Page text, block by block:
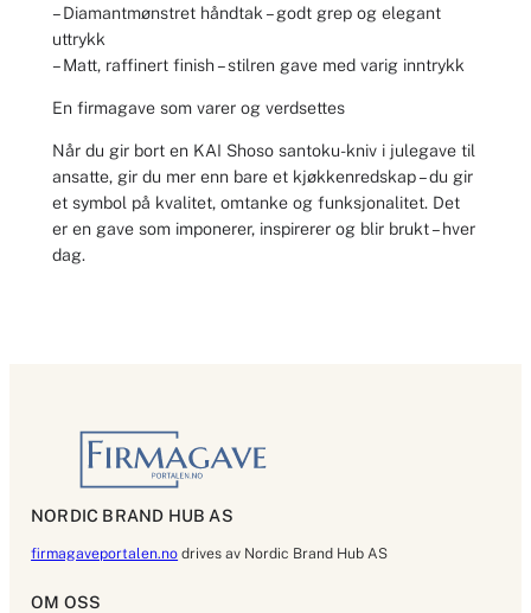
– Diamantmønstret håndtak – godt grep og elegant
uttrykk
– Matt, raffinert finish – stilren gave med varig inntrykk
En firmagave som varer og verdsettes
Når du gir bort en KAI Shoso santoku-kniv i julegave til
ansatte, gir du mer enn bare et kjøkkenredskap – du gir
et symbol på kvalitet, omtanke og funksjonalitet. Det
er en gave som imponerer, inspirerer og blir brukt – hver
dag.
NORDIC BRAND HUB AS
firmagaveportalen.no drives av Nordic Brand Hub AS
OM OSS